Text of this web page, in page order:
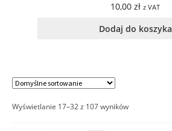
10,00 zł z VAT
Dodaj do koszyka
Wyświetlanie 17–32 z 107 wyników